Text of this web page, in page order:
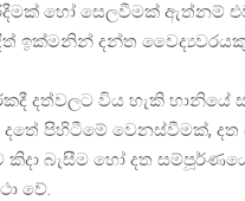
හෝ සෙලවීමක් ඇත්නම්
ඉක්මනින් දන්ත
දත්වලට විය හැකි හානියේ
දතේ පිහිටීමේ වෙනස්වීමක්, දත
කිදා බැසීම හෝ දත
වේ.